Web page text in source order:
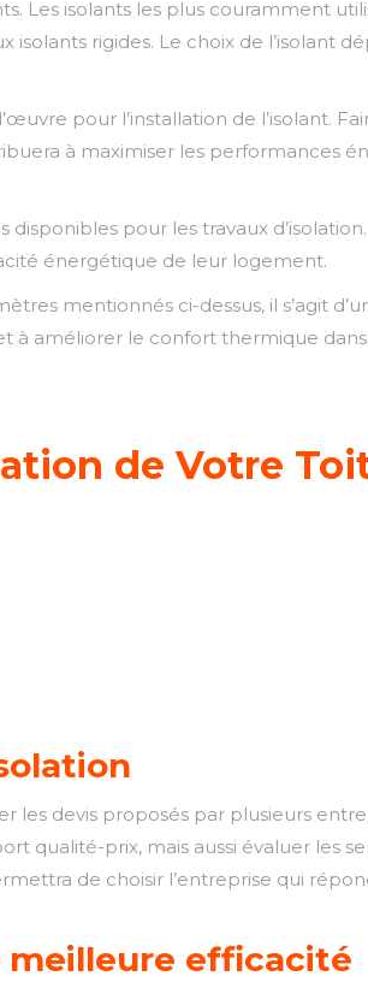
Les isolants les plus couramment
rigides. Le choix de l’isolant
pour l’installation de l’isolant.
à maximiser les performances
pour les travaux
énergétique de leur logement.
mentionnés ci-dessus, il s’agit
à améliorer le confort thermique
de Votre
les devis proposés par plusieurs
qualité-prix, mais aussi évaluer les
de choisir l’entreprise qui
meilleure efficacité